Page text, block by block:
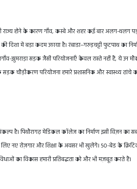
राज्य होने के कारण गाँव, कस्बे और शहर कई बार अलग-थलग पड़
में बड़ा कदम उठाया है। रंबाडा–गरुड़चट्टी फुटपाथ का
झुमराड़ा सड़क जैसी परियोजनाएँ केवल रास्ते नहीं हैं, ये उन
परियोजना हमारे प्रशासनिक और स्वास्थ्य ढांचे को
है। पिथौरागढ़ मेडिकल कॉलेज का निर्माण इसी विज़न का
नए रोज़गार और शिक्षा के अवसर भी खुलेंगे। 50-बेड के
का विकास हमारी प्रतिबद्धता को और भी मज़बूत करते हैं।